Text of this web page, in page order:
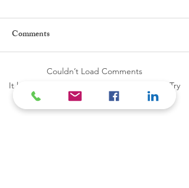
囚牢的大門已開, 你為什麼
還在這兒?
Comments
Couldn’t Load Comments
It looks like there was a technical problem. Try
reconnecting or refreshing the page.